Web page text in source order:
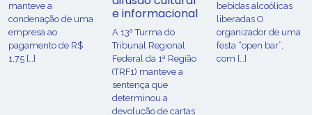
manteve a
condenação de uma
empresa ao
pagamento de R$
1,75 […]
e informacional
A 13ª Turma do
Tribunal Regional
Federal da 1ª Região
(TRF1) manteve a
sentença que
determinou a
devolução de cartas
bebidas alcoólicas
liberadas O
organizador de uma
festa “open bar”,
com […]